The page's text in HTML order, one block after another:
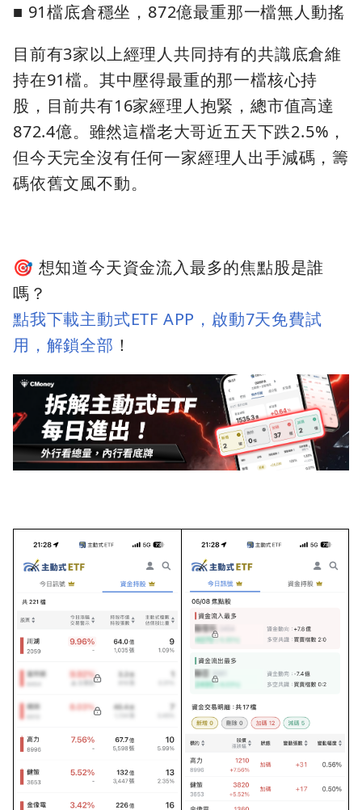
■ 91檔底倉穩坐，872億最重那一檔無人動搖
目前有3家以上經理人共同持有的共識底倉維
持在91檔。其中壓得最重的那一檔核心持
股，目前共有16家經理人抱緊，總市值高達
872.4億。雖然這檔老大哥近五天下跌2.5%，
但今天完全沒有任何一家經理人出手減碼，籌
碼依舊文風不動。
🎯 想知道今天資金流入最多的焦點股是誰
嗎？
點我下載主動式ETF APP，啟動7天免費試
用，解鎖全部 ！